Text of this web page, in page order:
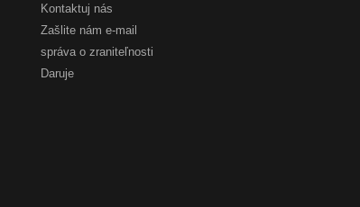
Kontaktuj nás
Zašlite nám e-mail
správa o zraniteľnosti
Daruje